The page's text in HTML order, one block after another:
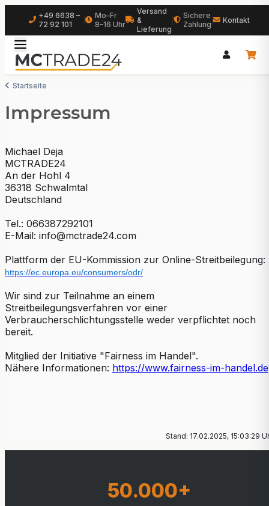
+49 6638 –
72 92 101
Mo–Fr
8–16 Uhr
Versand
&
Lieferung
Sichere
Zahlung
Kontakt
Startseite
Impressum
Michael Deja
MCTRADE24
An der Hohl 4
36318 Schwalmtal
Deutschland
Tel.: 066387292101
E-Mail: info@mctrade24.com
Plattform der EU-Kommission zur Online-Streitbeilegung:
https://ec.europa.eu/consumers/odr/
Wir sind zur Teilnahme an einem
Streitbeilegungsverfahren vor einer
Verbraucherschlichtungsstelle weder verpflichtet noch
bereit.
Mitglied der Initiative "Fairness im Handel".
Nähere Informationen: https://www.fairness-im-handel.de
Stand: 17.02.2025, 15:03:29
50.000+